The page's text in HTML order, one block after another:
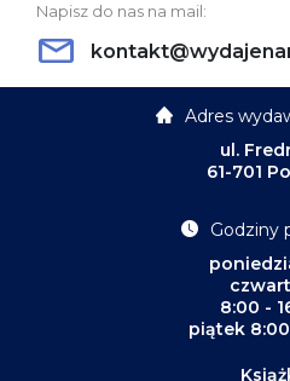
Napisz do nas na mail:
Adres
ul.
61-701
Godziny
8:00 -
piątek